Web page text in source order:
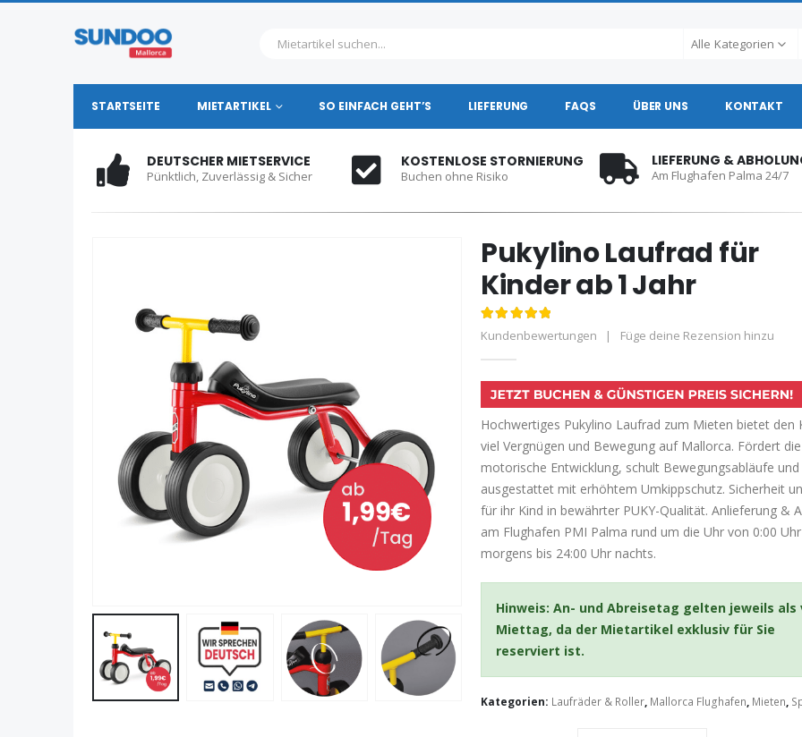
Alle Kategorien
STARTSEITE MIETARTIKEL SO EINFACH GEHT’S LIEFERUNG FAQS ÜBER UNS KONTAKT
KOSTENLOSE STORNIERUNG
Buchen ohne Risiko
LIEFERUNG & ABHOLUNG
Am Flughafen Palma 24/7
WHATSAPP SUPPORT
Jederzeit für Sie erreichbar
Pukylino Laufrad für
Kinder ab 1 Jahr
5.00 out of 5
Kundenbewertungen | Füge deine Rezension hinzu
Hochwertiges Pukylino Laufrad zum Mieten bietet den
viel Vergnügen und Bewegung auf Mallorca. Fördert die
motorische Entwicklung, schult Bewegungsabläufe
ausgestattet mit erhöhtem Umkippschutz. Sicherheit
für ihr Kind in bewährter PUKY-Qualität. Anlieferung &
am Flughafen PMI Palma rund um die Uhr von 0:00 Uhr
morgens bis 24:00 Uhr nachts.
Hinweis: An- und Abreisetag gelten jeweils als
Miettag, da der Mietartikel exklusiv für Sie
reserviert ist.
Kategorien: Laufräder & Roller, Mallorca Flughafen, Mieten,